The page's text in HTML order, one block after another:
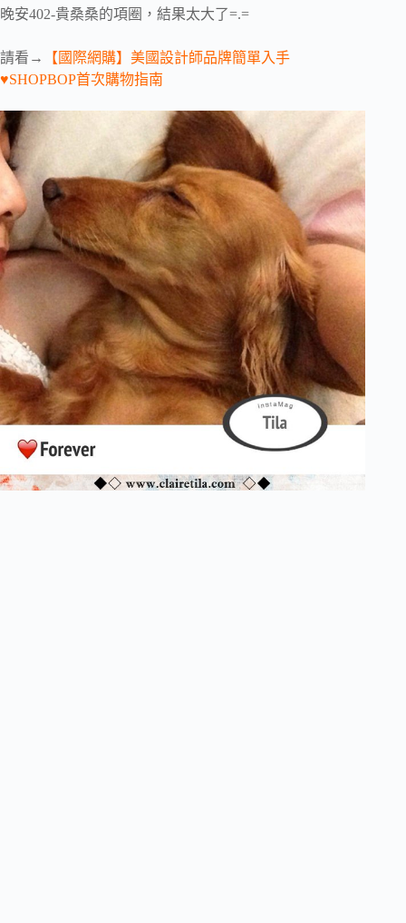
晚安402-貴桑桑的項圈，結果太大了=.=
請看→
【國際網購】美國設計師品牌簡單入手
♥SHOPBOP首次購物指南